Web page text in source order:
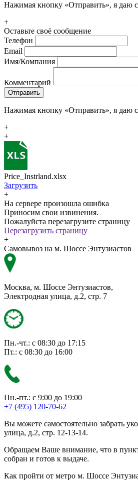
Нажимая кнопку «Отправить», я даю
+
Оставьте своё сообщение
Телефон
Email
Имя/Компания
Комментарий
Отправить
Нажимая кнопку «Отправить», я даю
+
+
Price_Instrland.xlsx
Загрузить
+
На сервере произошла ошибка
Приносим свои извинения.
Пожалуйста перезагрузите страницу
Перезагрузить страницу
+
Самовывоз на м. Шоссе Энтузиастов
Москва, м. Шоссе Энтузиастов,
Электродная улица, д.2, стр. 7
Пн.-чт.: с 08:30 до 17:15
Пт.: с 08:30 до 16:00
Пн.-пт.: с 9:00 до 19:00
+7 (495) 120-70-62
Вы можете самостоятельно забрать
улица, д.2, стр. 12-13-14.
Обращаем Ваше внимание, что в
собран и готов к выдаче.
Как пройти от метро м. Шоссе